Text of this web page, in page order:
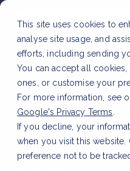
This site uses cookies to
analyse site usage, and
efforts, including sending
You can accept all cookies,
ones, or customise your
For more information, see
Google's Privacy Terms
If you decline, your
when you visit this website.
preference not to be
LAATSTE ARTIKEL
leverancier: wat
artikel